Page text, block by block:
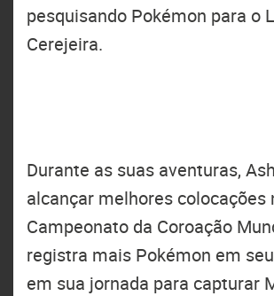
pesquisando Pokémon para o
Cerejeira.
Durante as suas aventuras,
alcançar melhores colocações
Campeonato da Coroação
registra mais Pokémon em
em sua jornada para capturar